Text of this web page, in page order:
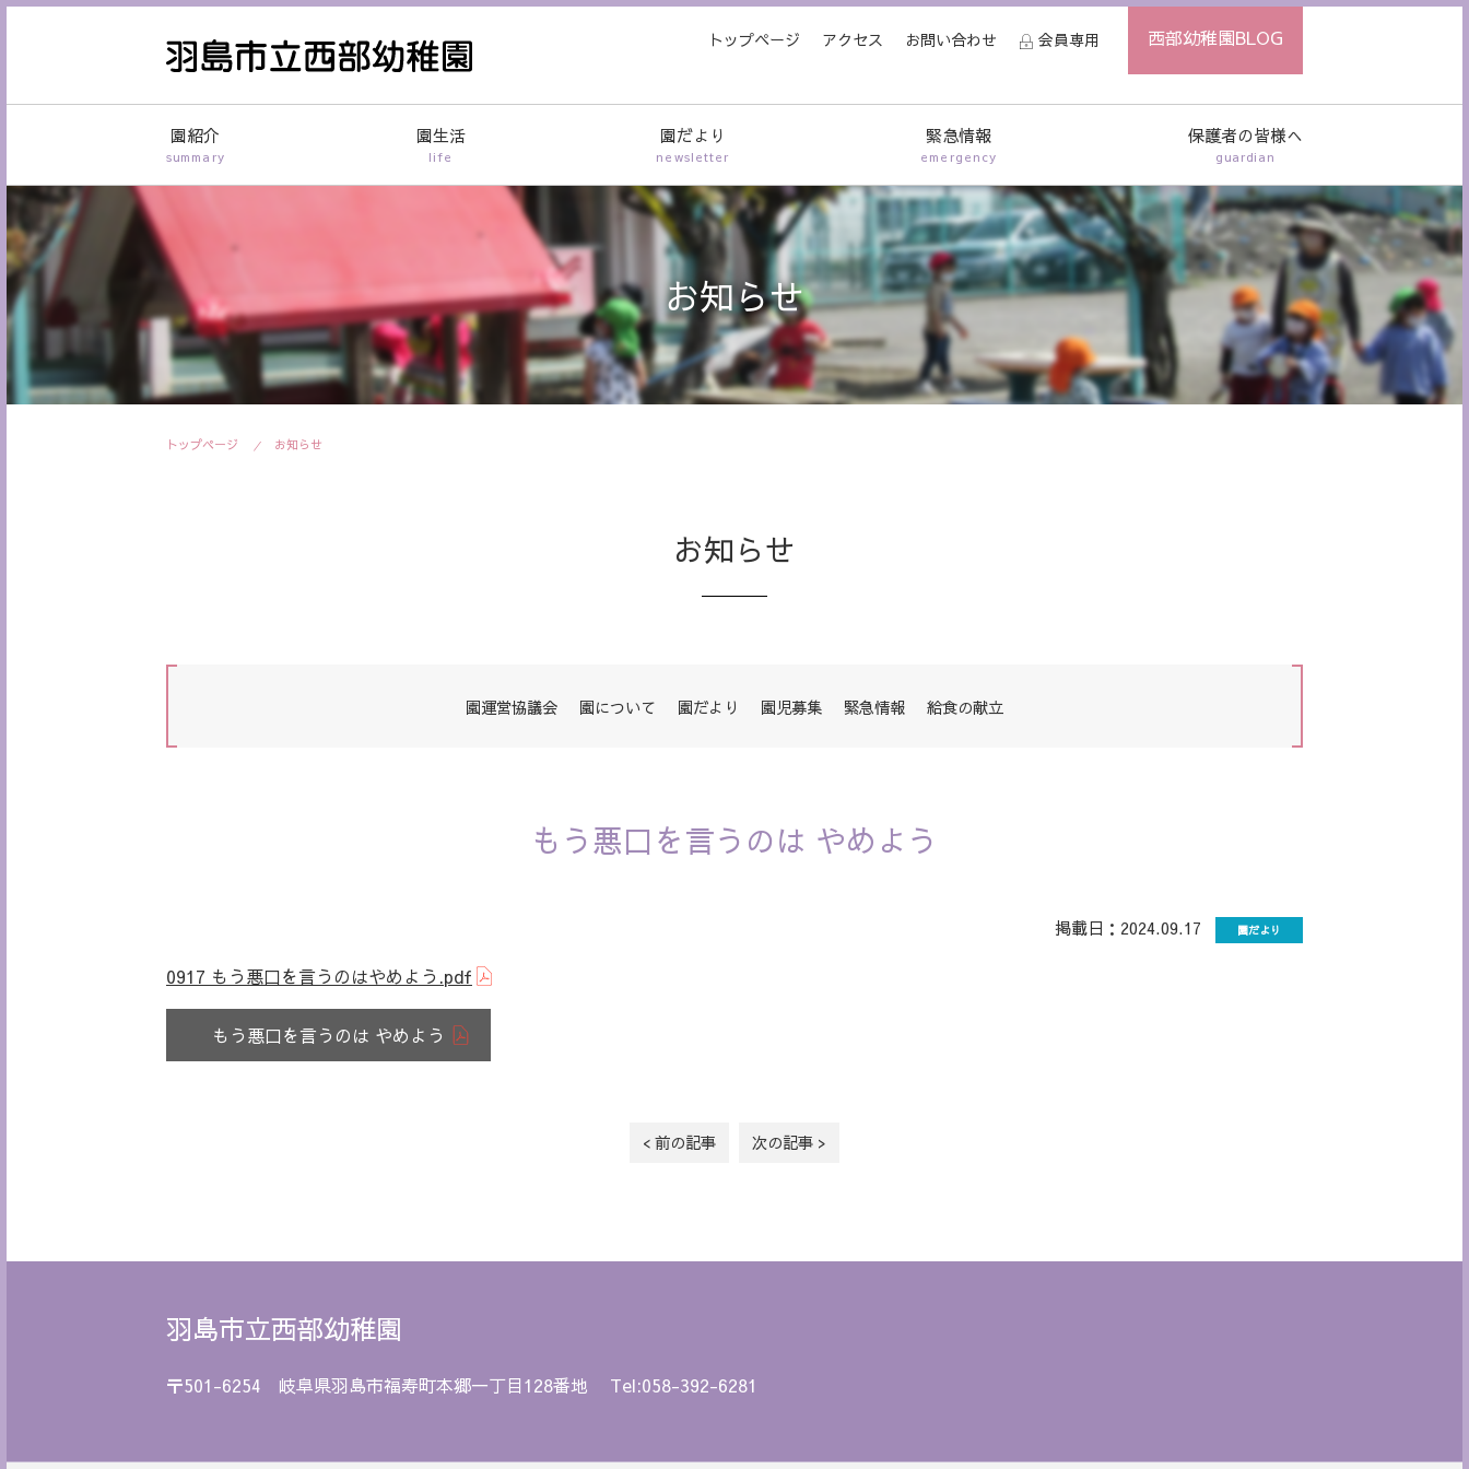
トップページ アクセス お問い合わせ 会員専用 西部幼稚園BLOG
園紹介
summary
園生活
life
園だより
newsletter
緊急情報
emergency
保護者の皆様へ
guardian
お知らせ
トップページ お知らせ
お知らせ
園運営協議会 園について 園だより 園児募集 緊急情報 給食の献立
もう悪口を言うのは やめよう
掲載日：2024.09.17 園だより
0917 もう悪口を言うのはやめよう.pdf
もう悪口を言うのは やめよう
< 前の記事 次の記事 >
羽島市立西部幼稚園
〒501-6254 岐阜県羽島市福寿町本郷一丁目128番地 Tel:058-392-6281